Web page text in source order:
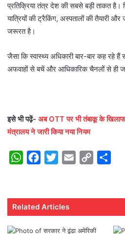
प्रतिक्रिया तंत्र देश की सबसे बड़ी ताकत
यात्रियों की ट्रैकिंग, अस्पतालों की तैयारी
जरूरत है।
जैसा कि स्वास्थ्य अधिकारी बार-बार कह रहे हैं
अफवाहों से बचें और आधिकारिक चैनलों से ही
इसे भी पढ़ें- अब OTT पर भी तंबाकू के खिलाफ
मंत्रालय ने जारी किया नया नियम
W
t
s
e
b
o
t
t
i
y
i
r
Related Articles